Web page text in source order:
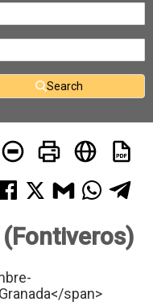
Search
(Fontiveros)